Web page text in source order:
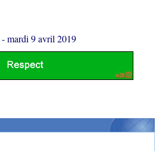
-mardi 9 avril 2019